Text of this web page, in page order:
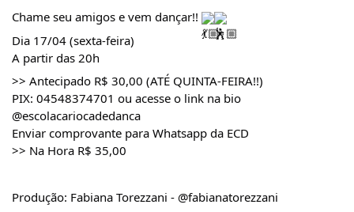
Chame seu amigos e vem dançar!!
Dia 17/04 (sexta-feira)
A partir das 20h
>> Antecipado R$ 30,00 (ATÉ QUINTA-FEIRA!!)
PIX: 04548374701 ou acesse o link na bio
@escolacariocadedanca
Enviar comprovante para Whatsapp da ECD
>> Na Hora R$ 35,00
Produção: Fabiana Torezzani - @fabianatorezzani